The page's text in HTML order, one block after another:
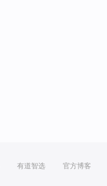
有道智选 官方博客